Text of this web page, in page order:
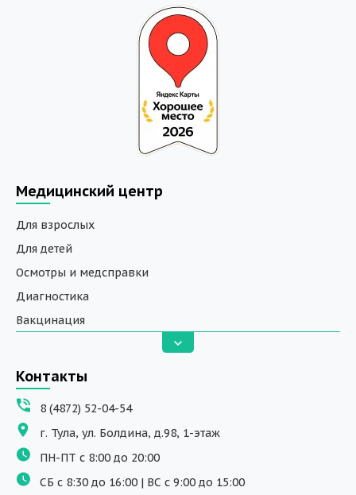
Медицинский центр
Для взрослых
Для детей
Осмотры и медсправки
Диагностика
Вакцинация
Вызов на дом
ДНК исследования
Программы обучения
Физиотерапия
ДМС
Массаж
Контакты
8 (4872) 52-04-54
г. Тула, ул. Болдина, д.98, 1-этаж
ПН-ПТ с 8:00 до 20:00
СБ с 8:30 до 16:00 | ВС с 9:00 до 15:00